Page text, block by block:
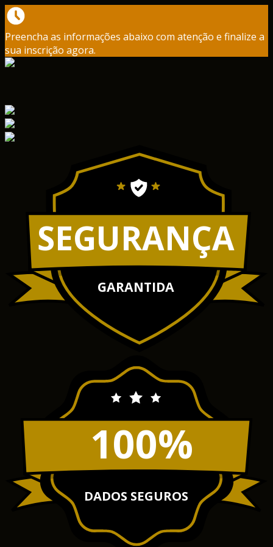
Preencha as informações abaixo com atenção e finalize a
sua inscrição agora.
SEGURANÇA
GARANTIDA
100%
DADOS SEGUROS